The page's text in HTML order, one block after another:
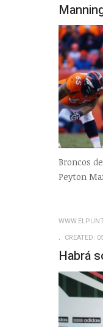
Broncos
Peyton
CREATED:
Habrá